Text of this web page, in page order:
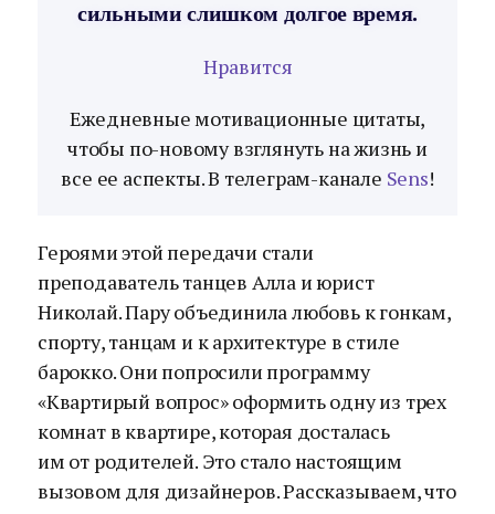
сильными слишком долгое время.
Нравится
Ежедневные мотивационные цитаты,
чтобы по-новому взглянуть на жизнь и
все ее аспекты. В телеграм-канале Sens!
Героями этой передачи стали
преподаватель танцев Алла и юрист
Николай. Пару объединила любовь к гонкам,
спорту, танцам и к архитектуре в стиле
барокко. Они попросили программу
«Квартирый вопрос» оформить одну из трех
комнат в квартире, которая досталась
им от родителей. Это стало настоящим
вызовом для дизайнеров. Рассказываем, что